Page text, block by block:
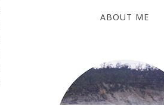
ABOUT ME